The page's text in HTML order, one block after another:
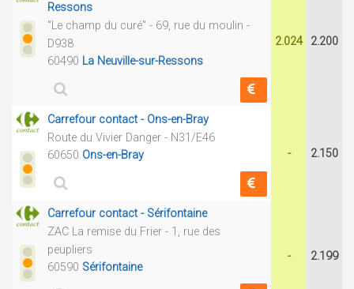
Ressons
"Le champ du curé" - 69, rue du moulin -
D938
60490 La Neuville-sur-Ressons
2.024 2.200
Carrefour contact - Ons-en-Bray
Route du Vivier Danger - N31/E46
60650 Ons-en-Bray - 2.150
Carrefour contact - Sérifontaine
ZAC La remise du Frier - 1, rue des
peupliers
60590 Sérifontaine
- 2.199